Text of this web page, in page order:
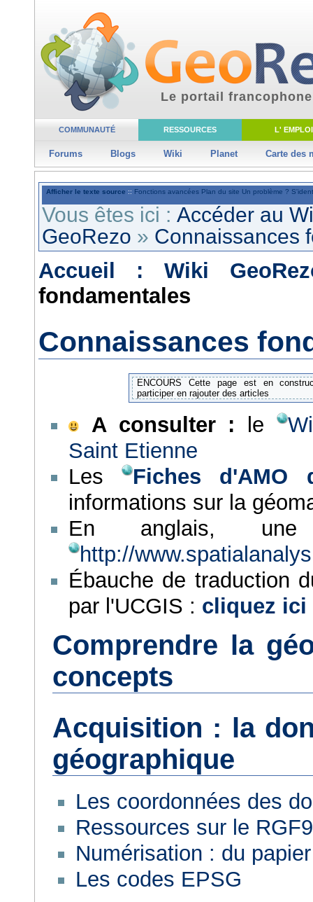
COMMUNAUTÉ RESSOURCES L' EMPLOI
Forums Blogs Wiki Planet Carte des
Le portail
Afficher le texte source :: Fonctions avancées Plan du site Un problème ?
Vous êtes ici : Accéder au
GeoRezo » Connaissances
Accueil : Wiki
fondamentales
Connaissances
ENCOURS Cette page est en
participer en rajouter des articles
A consulter : le
Saint Etienne
Les Fiches d'AMO
informations sur la
En anglais, une
http://
Ébauche de traduction
par l'UCGIS : cliquez ici
Comprendre la
concepts
Acquisition : la
géographique
Les coordonnées des
Ressources sur le
Numérisation : du
Les codes EPSG